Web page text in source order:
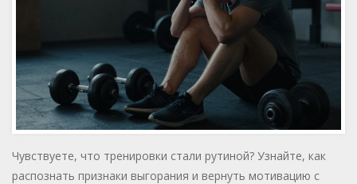
Чувствуете, что тренировки стали рутиной? Узнайте, как
распознать признаки выгорания и вернуть мотивацию с